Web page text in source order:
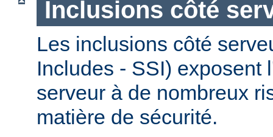
Inclusions côté
Les inclusions côté
Includes - SSI) exposent
serveur à de nombreux
matière de sécurité.